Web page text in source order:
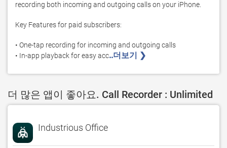
recording both incoming and outgoing calls on your iPhone.
Key Features for paid subscribers:
• One-tap recording for incoming and outgoing calls
• In-app playback for easy acc..더보기 ❯
더 많은 앱이 좋아요. Call Recorder : Unlimited
Industrious Office